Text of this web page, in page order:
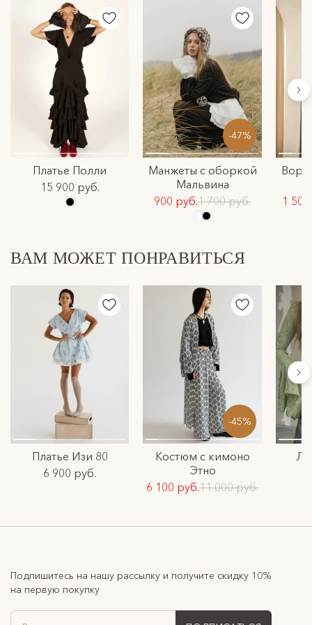
Платье Полли
15 900 руб.
-47%
Манжеты с оборкой
Мальвина
900 руб.1 700 руб.
1
ВАМ МОЖЕТ ПОНРАВИТЬСЯ
Платье Изи 80
6 900 руб.
-45%
Костюм с кимоно
Этно
6 100 руб.11 000 руб.
Подпишитесь на нашу рассылку и получите скидку 10%
на первую покупку